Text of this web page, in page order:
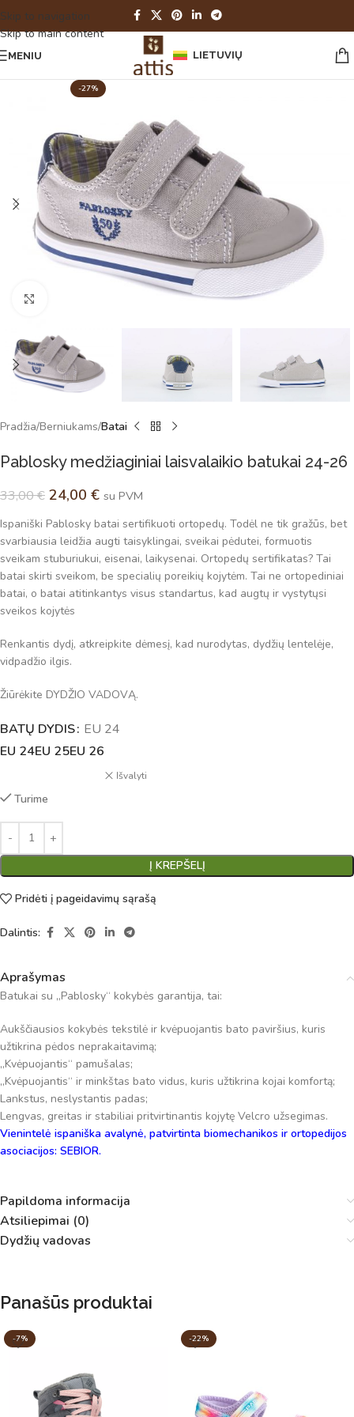
Skip to navigation
Skip to main content
MENIU LIETUVIŲ
-27%
Spustelėkite norėdami padidinti
Pradžia Berniukams Batai
Pablosky medžiaginiai laisvalaikio batukai 24-26
33,00€ 24,00 € su PVM
Ispaniški Pablosky batai sertifikuoti ortopedų. Todėl ne tik gražūs, bet
svarbiausia leidžia augti taisyklingai, sveikai pėdutei, formuotis
sveikam stuburiukui, eisenai, laikysenai. Ortopedų sertifikatas? Tai
batai skirti sveikom, be specialių poreikių kojytėm. Tai ne ortopediniai
batai, o batai atitinkantys visus standartus, kad augtų ir vystytųsi
sveikos kojytės
Renkantis dydį, atkreipkite dėmesį, kad nurodytas, dydžių lentelėje,
vidpadžio ilgis.
Žiūrėkite DYDŽIO VADOVĄ.
BATŲ DYDIS EU 24
EU 24EU 25EU 26
Išvalyti
Turime
Į KREPŠELĮ
Alternative:
Pridėti į pageidavimų sąrašą
Dalintis:
Aprašymas
Batukai su „Pablosky“ kokybės garantija, tai:
Aukščiausios kokybės tekstilė ir kvėpuojantis bato paviršius, kuris
užtikrina pėdos neprakaitavimą;
„Kvėpuojantis“ pamušalas;
„Kvėpuojantis“ ir minkštas bato vidus, kuris užtikrina kojai komfortą;
Lankstus, neslystantis padas;
Lengvas, greitas ir stabiliai pritvirtinantis kojytę Velcro užsegimas.
Vienintelė ispaniška avalynė, patvirtinta biomechanikos ir ortopedijos
asociacijos: SEBIOR.
Papildoma informacija
Atsiliepimai (0)
Dydžių vadovas
Panašūs produktai
-7% -22%